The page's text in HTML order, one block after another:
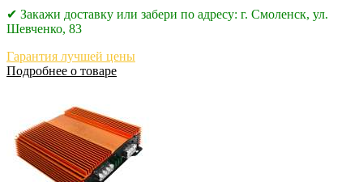
✔ Закажи доставку или забери по адресу: г. Смоленск, ул.
Шевченко, 83
Гарантия лучшей цены
Подробнее о товаре